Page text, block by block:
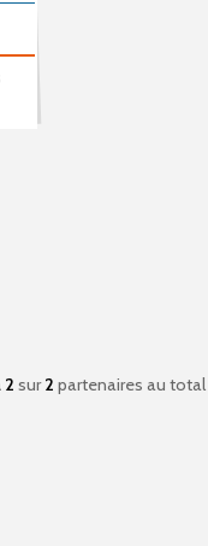
2 sur2 partenaires au total